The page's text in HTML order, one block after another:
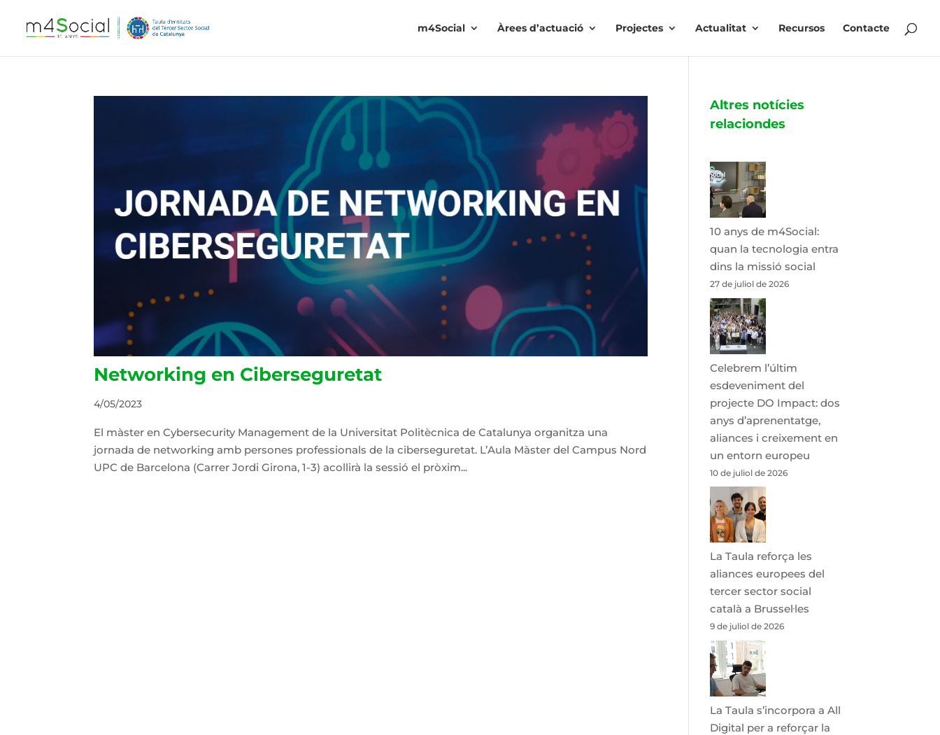
m4Social Àrees d’actuació Projectes Actualitat Recursos Contacte
Networking en Ciberseguretat
4/05/2023
El màster en Cybersecurity Management de la Universitat Politècnica de Catalunya organitza una
jornada de networking amb persones professionals de la ciberseguretat. L’Aula Màster del Campus Nord
UPC de Barcelona (Carrer Jordi Girona, 1-3) acollirà la sessió el pròxim...
Altres notícies
relaciondes
10 anys de m4Social:
quan la tecnologia entra
dins la missió social
27 de juliol de 2026
Celebrem l’últim
esdeveniment del
projecte DO Impact: dos
anys d’aprenentatge,
aliances i creixement en
un entorn europeu
10 de juliol de 2026
La Taula reforça les
aliances europees del
tercer sector social
català a Brussel·les
9 de juliol de 2026
La Taula s’incorpora a All
Digital per a reforçar la